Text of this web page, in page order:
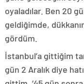
oyaladılar. Ben 20
geldiğimde,
gördüm.
İstanbul’a gittiğim
gün 2 Aralık diye